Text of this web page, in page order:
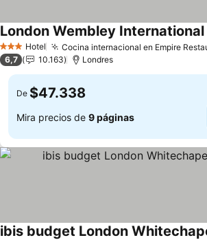
3 Estrellas
Hotel Cocina internacional en Empire
London Wembley
6,7 10.163 Londres
De $47.338
Mira precios de 9 páginas
ibis budget London